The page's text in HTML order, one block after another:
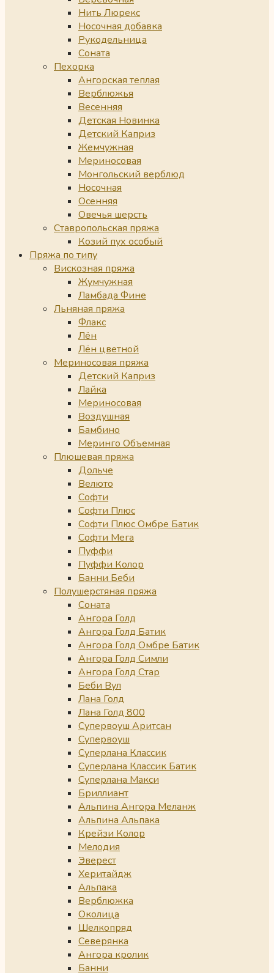
Нить Люрекс
Носочная добавка
Рукодельница
Соната
Пехорка
Ангорская теплая
Верблюжья
Весенняя
Детская Новинка
Детский Каприз
Жемчужная
Мериносовая
Монгольский верблюд
Носочная
Осенняя
Овечья шерсть
Ставропольская пряжа
Козий пух особый
Пряжа по типу
Вискозная пряжа
Жумчужная
Ламбада Фине
Льняная пряжа
Флакс
Лён
Лён цветной
Мериносовая пряжа
Детский Каприз
Лайка
Мериносовая
Воздушная
Бамбино
Меринго Объемная
Плюшевая пряжа
Дольче
Велюто
Софти
Софти Плюс
Софти Плюс Омбре Батик
Софти Мега
Пуффи
Пуффи Колор
Банни Беби
Полушерстяная пряжа
Соната
Ангора Голд
Ангора Голд Батик
Ангора Голд Омбре Батик
Ангора Голд Симли
Ангора Голд Стар
Беби Вул
Лана Голд
Лана Голд 800
Супервоуш Аритсан
Супервоуш
Суперлана Классик
Суперлана Классик Батик
Суперлана Макси
Бриллиант
Альпина Ангора Меланж
Альпина Альпака
Крейзи Колор
Мелодия
Эверест
Херитайдж
Альпака
Верблюжка
Околица
Шелкопряд
Северянка
Ангора кролик
Банни